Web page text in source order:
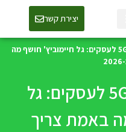
יצירת קשר
מהירות אינטרנט 5G לעסקים: גל חיימוביץ' חושף מה
מהירות אינטרנט 5G לעסקים: גל
באמת צריך